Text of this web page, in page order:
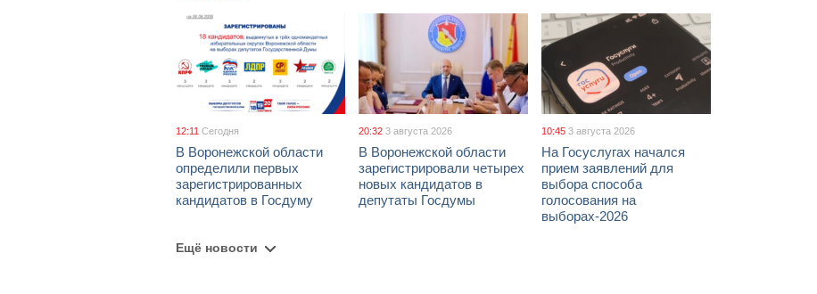
12:11 Сегодня
В Воронежской области
определили первых
зарегистрированных
кандидатов в Госдуму
20:32 3 августа 2026
В Воронежской области
зарегистрировали четырех
новых кандидатов в
депутаты Госдумы
10:45 3 августа 2026
На Госуслугах начался
прием заявлений для
выбора способа
голосования на
выборах-2026
Ещё новости